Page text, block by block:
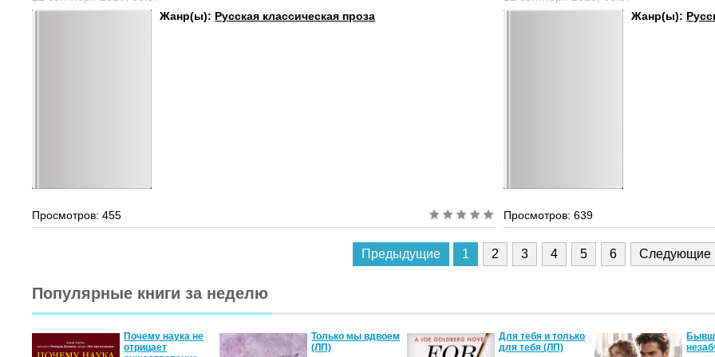
Жанр(ы): Русская классическая проза
Просмотров: 455
Жанр(ы):
Просмотров: 639
Предыдущие 1 2 3 4 5 6 Следующие
Популярные книги за неделю
Почему наука не
отрицает
Только мы вдвоем
(ЛП)
Для тебя и только
для тебя (ЛП)